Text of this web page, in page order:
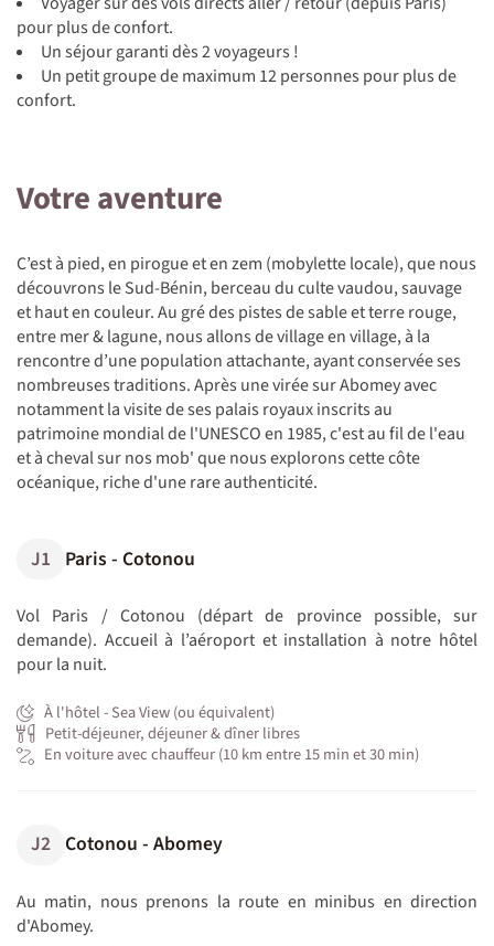
pour plus de confort.
Un séjour garanti dès 2 voyageurs !
Un petit groupe de maximum 12 personnes pour plus de
confort.
Votre aventure
C’est à pied, en pirogue et en zem (mobylette locale), que nous
découvrons le Sud-Bénin, berceau du culte vaudou, sauvage
et haut en couleur. Au gré des pistes de sable et terre rouge,
entre mer & lagune, nous allons de village en village, à la
rencontre d’une population attachante, ayant conservée ses
nombreuses traditions. Après une virée sur Abomey avec
notamment la visite de ses palais royaux inscrits au
patrimoine mondial de l'UNESCO en 1985, c'est au fil de l'eau
et à cheval sur nos mob' que nous explorons cette côte
océanique, riche d'une rare authenticité.
J1 Paris - Cotonou
Vol Paris / Cotonou (départ de province possible, sur
demande). Accueil à l’aéroport et installation à notre hôtel
pour la nuit.
À l'hôtel - Sea View (ou équivalent)
Petit-déjeuner, déjeuner & dîner libres
En voiture avec chauffeur (10 km entre 15 min et 30 min)
J2 Cotonou - Abomey
Au matin, nous prenons la route en minibus en direction
d'Abomey.